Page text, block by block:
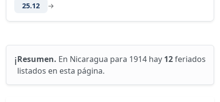
25.12
→
ℹ️Resumen. En Nicaragua para 1914 hay 12feriados
listados en esta página.